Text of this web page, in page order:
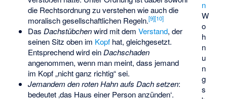
n
W
o
h
n
u
n
g
s
die Rechtsordnung zu verstehen wie auch die
moralisch gesellschaftlichen Regeln.[9][10]
Das Dachstübchenwird mit dem Verstand, der
seinen Sitz oben im Kopfhat, gleichgesetzt.
Entsprechend wird einDachschaden
angenommen, wenn man meint, dass jemand
im Kopf „nicht ganz richtig“ sei.
Jemandem den roten Hahn aufs Dach setzen:
bedeutet ‚das Haus einer Person anzünden‘.